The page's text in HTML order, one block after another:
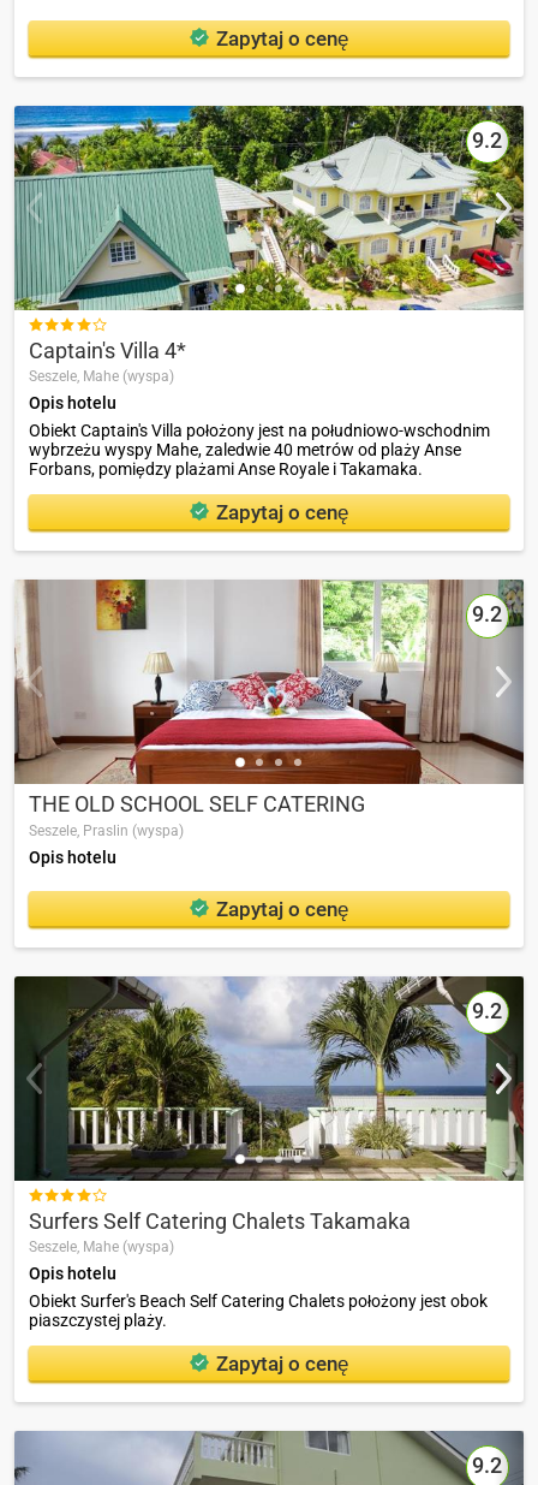
Zapytaj o cenę
9.2

Captain's Villa 4*
Seszele, Mahe (wyspa)
Opis hotelu
Obiekt Captain's Villa położony jest na południowo-wschodnim
wybrzeżu wyspy Mahe, zaledwie 40 metrów od plaży Anse
Forbans, pomiędzy plażami Anse Royale i Takamaka.
Zapytaj o cenę
9.2
THE OLD SCHOOL SELF CATERING
Seszele, Praslin (wyspa)
Opis hotelu
Zapytaj o cenę
9.2

Surfers Self Catering Chalets Takamaka
Seszele, Mahe (wyspa)
Opis hotelu
Obiekt Surfer's Beach Self Catering Chalets położony jest obok
piaszczystej plaży.
Zapytaj o cenę
9.2